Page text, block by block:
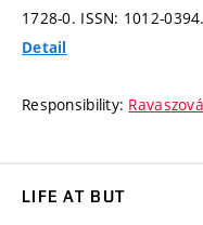
1728-0. ISSN: 1012-0394.
Detail
Responsibility:
LIFE AT BUT